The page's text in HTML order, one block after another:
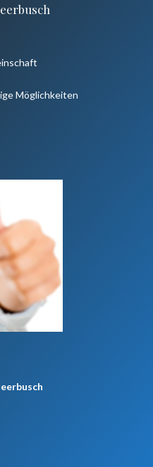
Möglichkeiten